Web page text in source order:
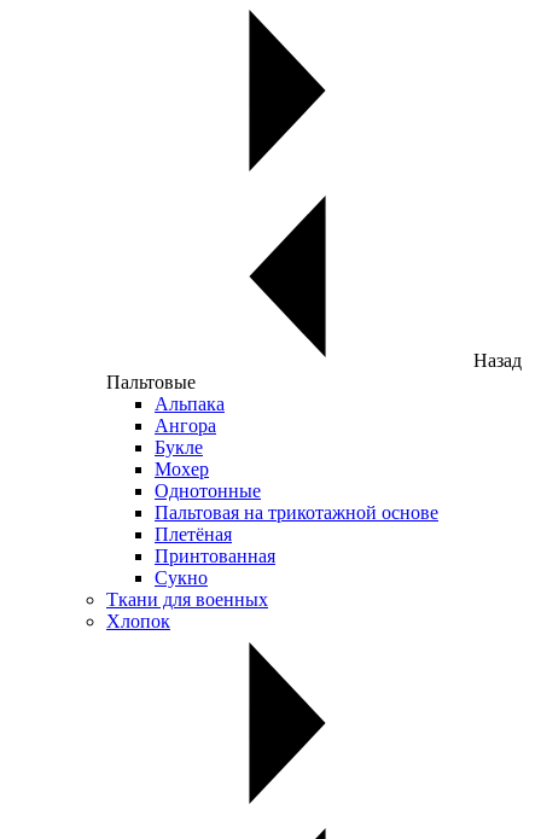
Назад
Пальтовые
Альпака
Ангора
Букле
Мохер
Однотонные
Пальтовая на трикотажной основе
Плетёная
Принтованная
Сукно
Ткани для военных
Хлопок